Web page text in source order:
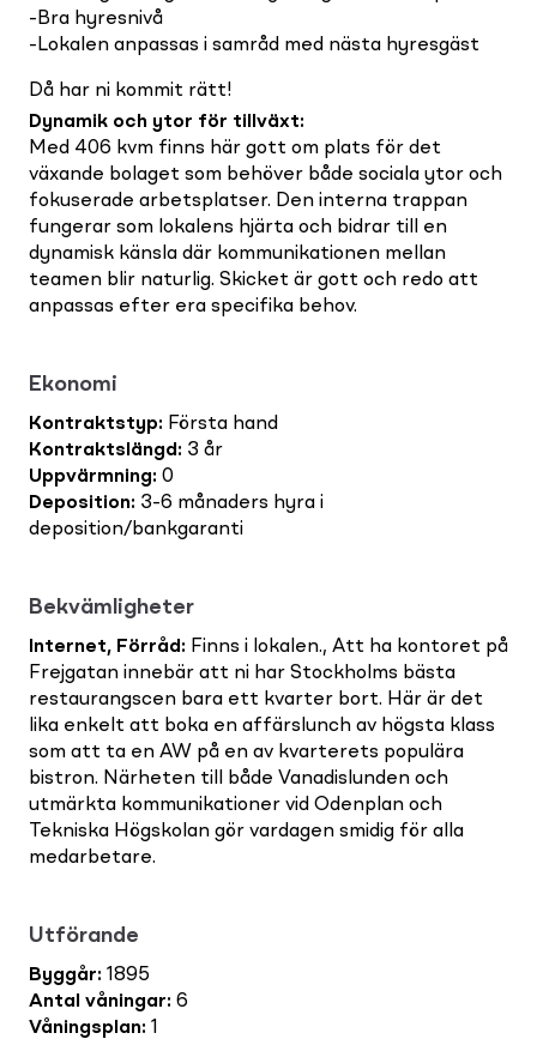
-Bra hyresnivå
-Lokalen anpassas i samråd med nästa hyresgäst
Då har ni kommit rätt!
Dynamik och ytor för tillväxt:
Med 406 kvm finns här gott om plats för det
växande bolaget som behöver både sociala ytor och
fokuserade arbetsplatser. Den interna trappan
fungerar som lokalens hjärta och bidrar till en
dynamisk känsla där kommunikationen mellan
teamen blir naturlig. Skicket är gott och redo att
anpassas efter era specifika behov.
Ekonomi
Kontraktstyp: Första hand
Kontraktslängd : 3 år
Uppvärmning: 0
Deposition: 3-6 månaders hyra i
deposition/bankgaranti
Bekvämligheter
Internet, Förråd : Finns i lokalen., Att ha kontoret på
Frejgatan innebär att ni har Stockholms bästa
restaurangscen bara ett kvarter bort. Här är det
lika enkelt att boka en affärslunch av högsta klass
som att ta en AW på en av kvarterets populära
bistron. Närheten till både Vanadislunden och
utmärkta kommunikationer vid Odenplan och
Tekniska Högskolan gör vardagen smidig för alla
medarbetare.
Utförande
Byggår: 1895
Antal våningar: 6
Våningsplan: 1